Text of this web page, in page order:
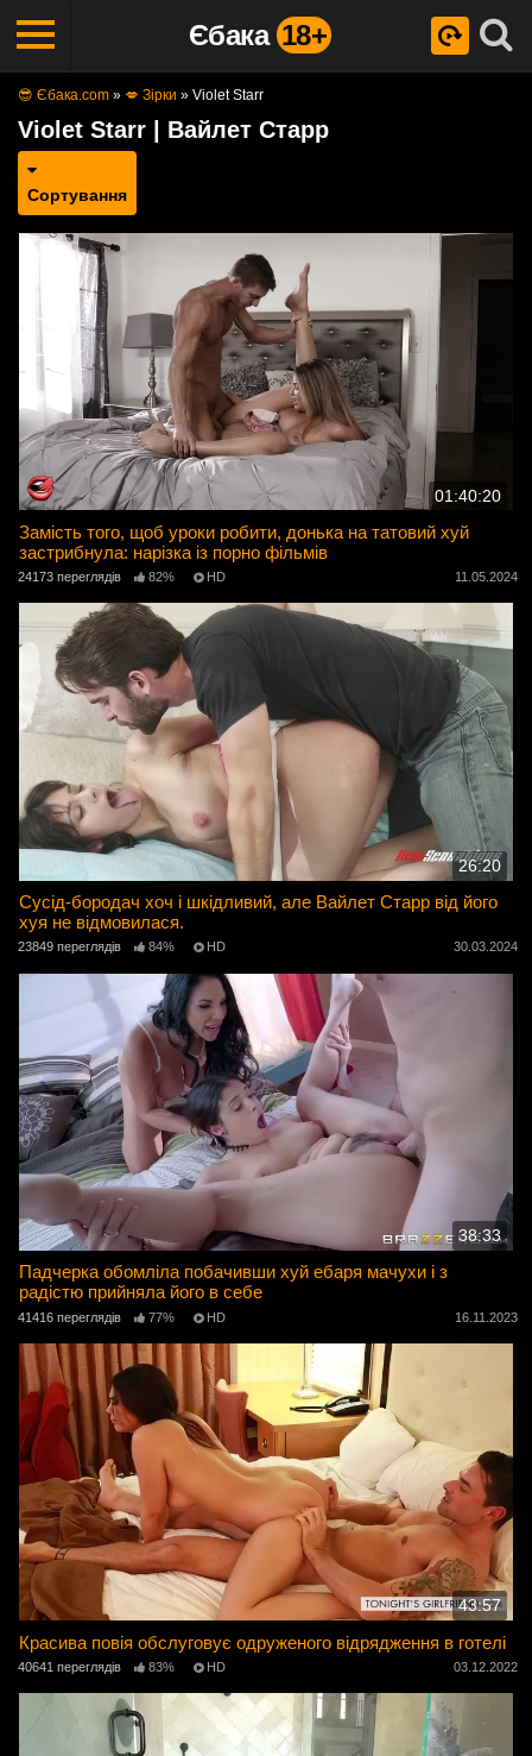
Єбака 18+
😎 Єбака.com » 💋 Зірки » Violet Starr
Violet Starr | Вайлет Старр
Сортування
01:40:20
Замість того, щоб уроки робити, донька на татовий хуй
застрибнула: нарізка із порно фільмів
24173 переглядів 82% HD 11.05.2024
26:20
Сусід-бородач хоч і шкідливий, але Вайлет Старр від його
хуя не відмовилася.
23849 переглядів 84% HD 30.03.2024
38:33
Падчерка обомліла побачивши хуй ебаря мачухи і з
радістю прийняла його в себе
41416 переглядів 77% HD 16.11.2023
43:57
Красива повія обслуговує одруженого відрядження в готелі
40641 переглядів 83% HD 03.12.2022